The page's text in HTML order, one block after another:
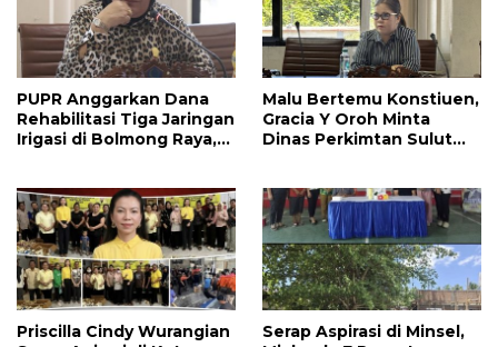
PUPR Anggarkan Dana
Rehabilitasi Tiga Jaringan
Irigasi di Bolmong Raya,
Malu Bertemu Konstiuen,
Gracia Y Oroh Minta
Dinas Perkimtan Sulut
Jalan di Tandengan I
Priscilla Cindy Wurangian
Serap Aspirasi di Minsel,